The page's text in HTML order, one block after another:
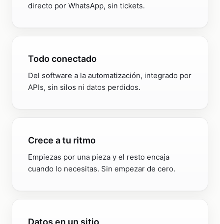
directo por WhatsApp, sin tickets.
Todo conectado
Del software a la automatización, integrado por
APIs, sin silos ni datos perdidos.
Crece a tu ritmo
Empiezas por una pieza y el resto encaja
cuando lo necesitas. Sin empezar de cero.
Datos en un sitio